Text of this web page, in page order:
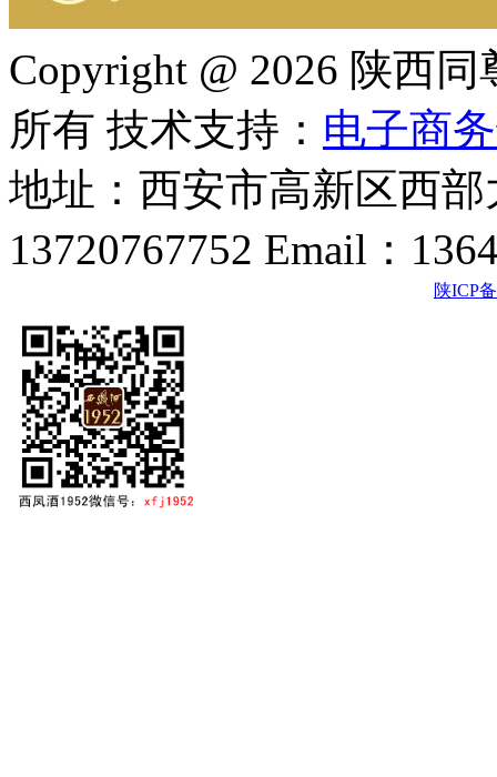
Copyright @ 2026 陕西
所有 技术支持： 电子商
地址：西安市高新区西
13720767752 Email：
陕ICP